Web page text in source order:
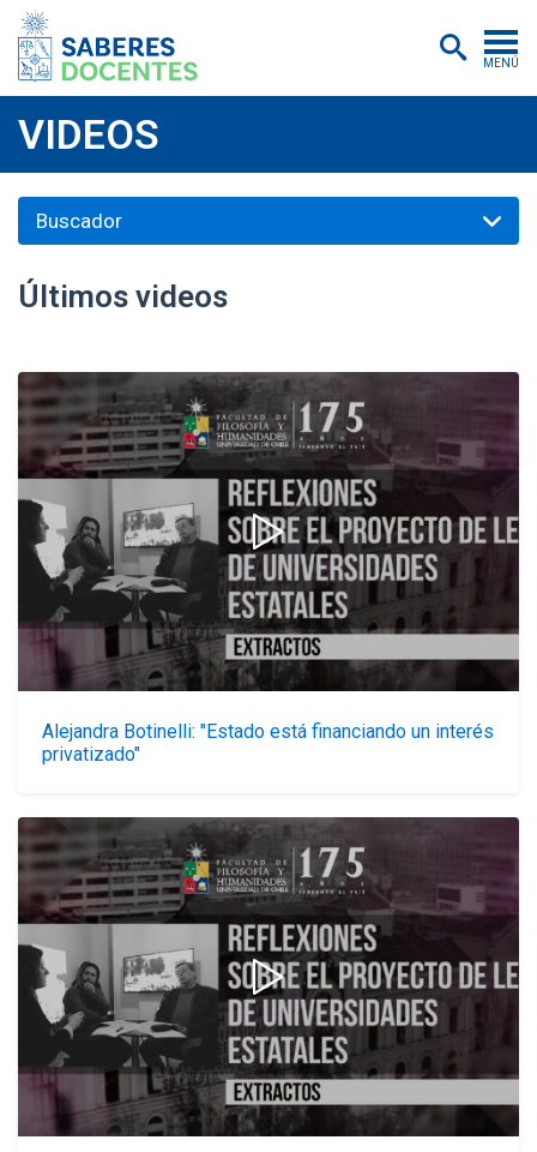
MENÚ
Postítulos y diplomados
Quiénes somos
Inscripciones
Certificados digitales
Aulas virtuales
VIDEOS
Últimos videos
Alejandra Botinelli: "Estado está financiando un interés
privatizado"